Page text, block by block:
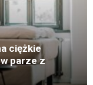
ciężkie
parze z